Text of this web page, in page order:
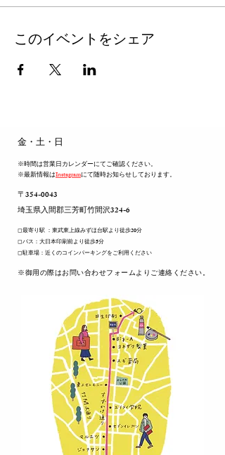
このイベントをシェア
​金・土・日
※時間は営業日カレンダーにてご確認ください。
※最新情報はInstagramにて随時お知らせしております。
〒354-0043
​埼玉県入間郡三芳町竹間沢324-6
◻︎最寄り駅 ：東武東上線みずほ台駅より徒歩20分
◻︎バス：大日本印刷前より徒歩5分
◻︎駐車場：近くのコインパーキングをご利用ください
​※御用の際はお問い合わせフォームよりご連絡ください。